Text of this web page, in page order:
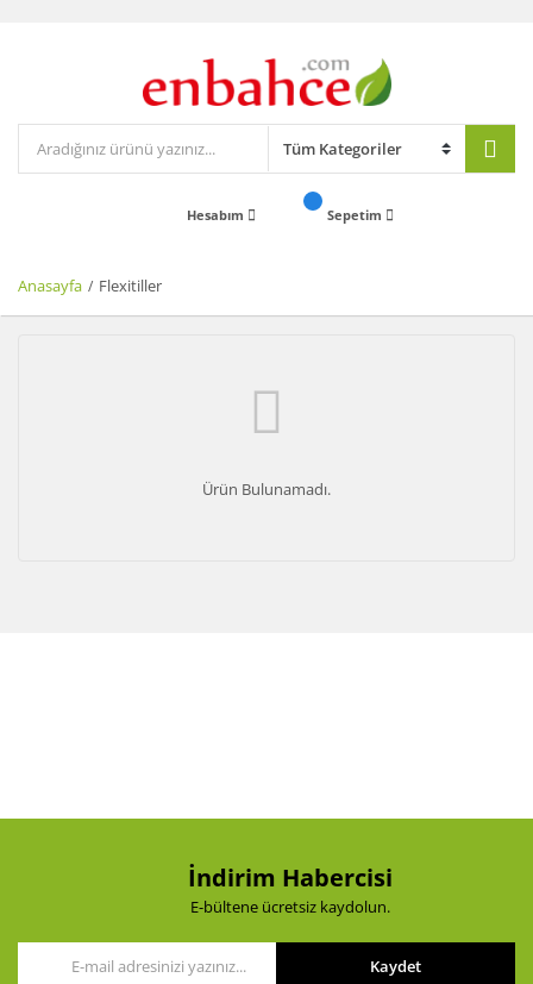
Hesabım Sepetim
Anasayfa Flexitiller
Ürün Bulunamadı.
İndirim Habercisi
E-bültene ücretsiz kaydolun.
Kaydet